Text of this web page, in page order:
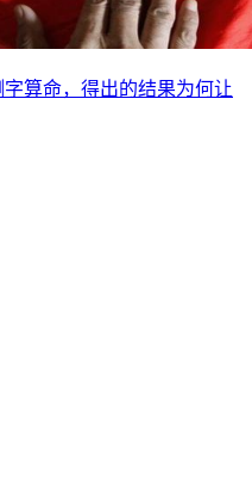
算命，得出的结果为何让